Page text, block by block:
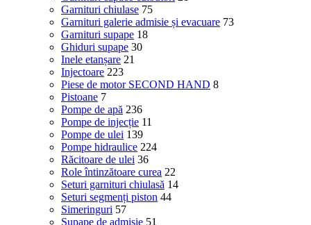
Garnituri chiulase 75
Garnituri galerie admisie și evacuare 73
Garnituri supape 18
Ghiduri supape 30
Inele etanșare 21
Injectoare 223
Piese de motor SECOND HAND 8
Pistoane 7
Pompe de apă 236
Pompe de injecție 11
Pompe de ulei 139
Pompe hidraulice 224
Răcitoare de ulei 36
Role întinzătoare curea 22
Seturi garnituri chiulasă 14
Seturi segmenți piston 44
Simeringuri 57
Supape de admisie 51